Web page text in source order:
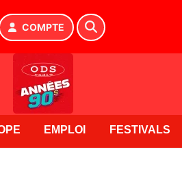
COMPTE
EMPLOI FESTIVALS